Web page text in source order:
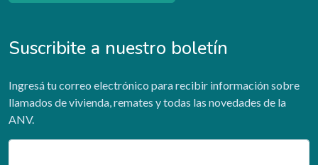
Suscribite a nuestro boletín
Ingresá tu correo electrónico para recibir información sobre
llamados de vivienda, remates y todas las novedades de la
ANV.
Email